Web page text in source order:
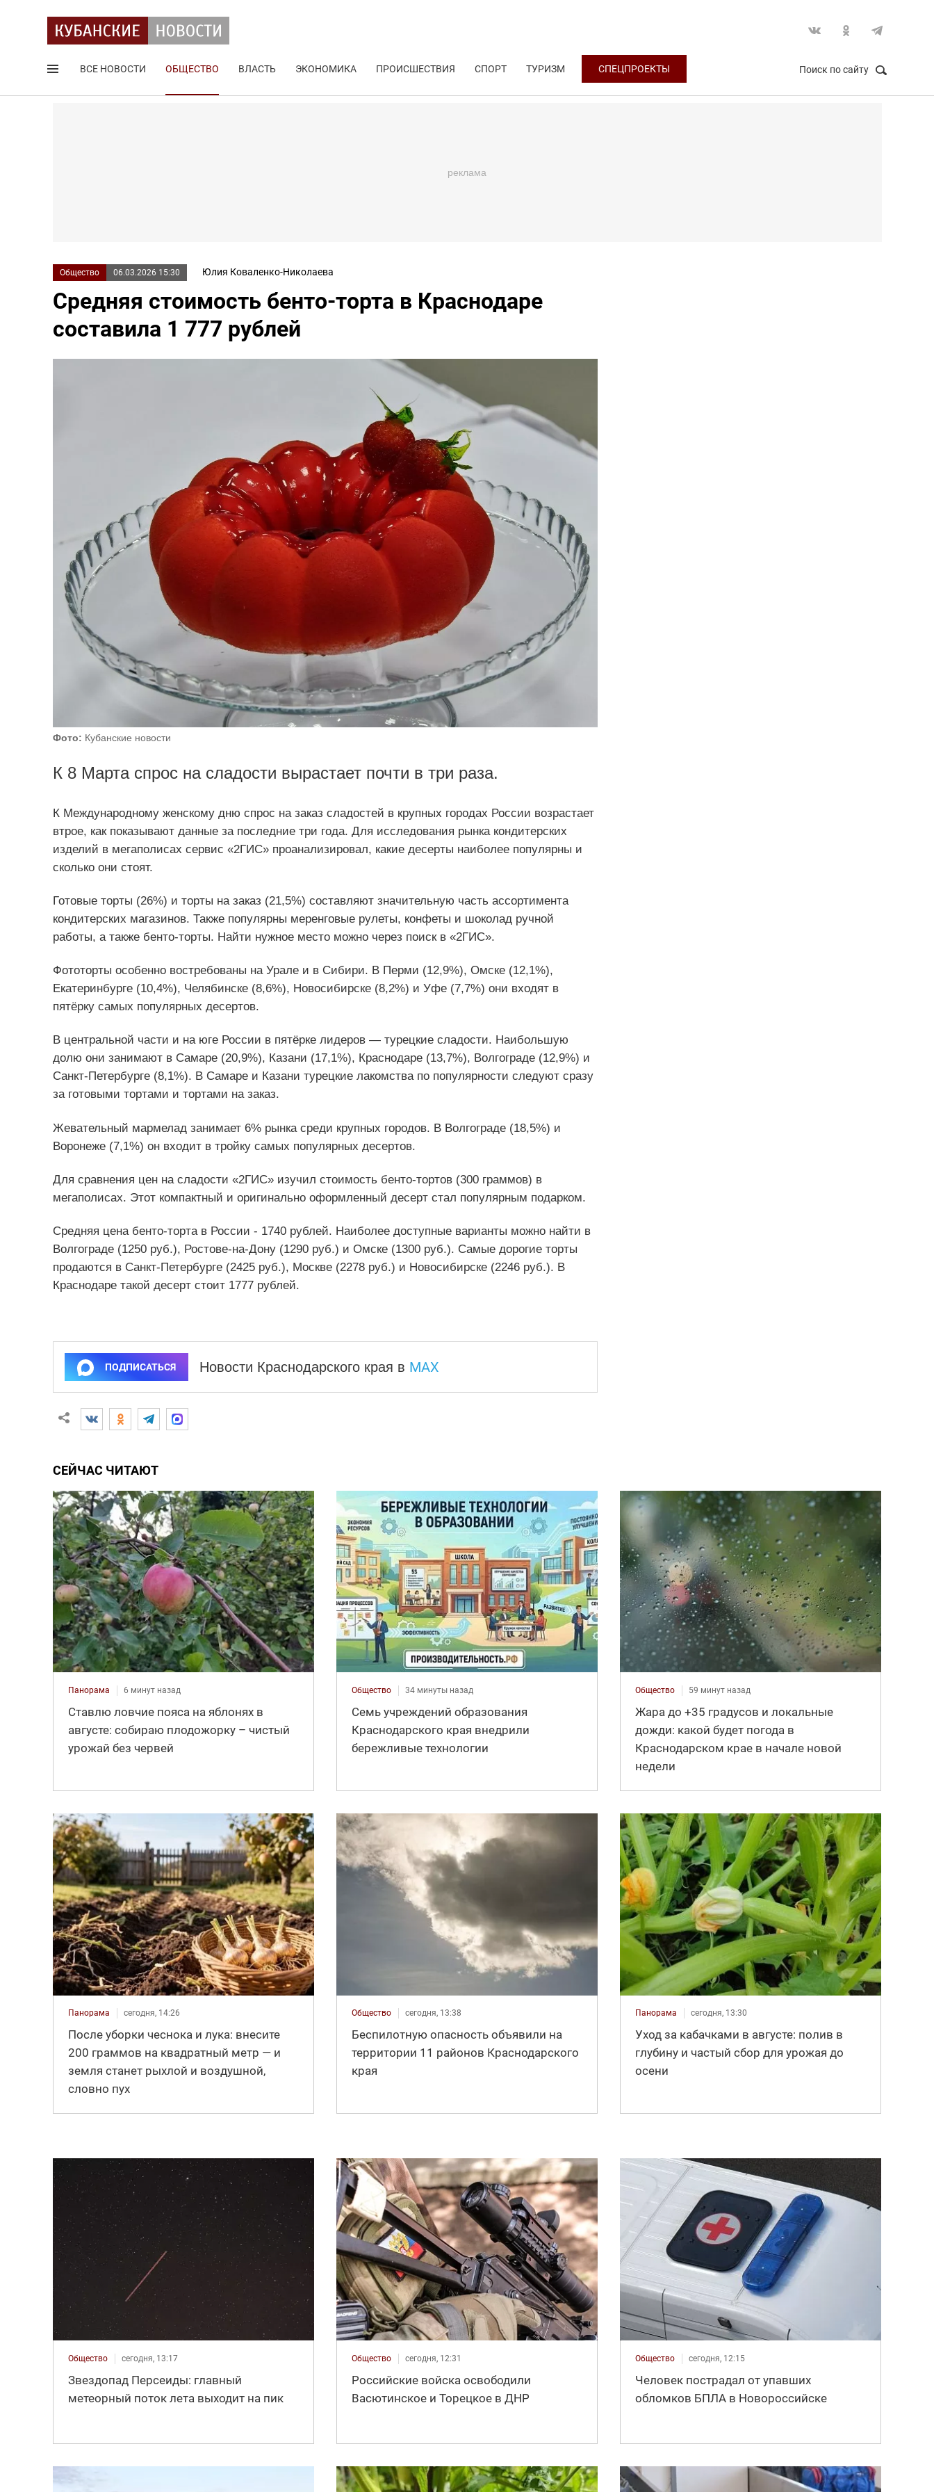
ВСЕ НОВОСТИ ОБЩЕСТВО ВЛАСТЬ ЭКОНОМИКА ПРОИСШЕСТВИЯ СПОРТ ТУРИЗМ СПЕЦПРОЕКТЫ Поиск по сайту
Общество 06.03.2026 15:30 Юлия Коваленко-Николаева
Средняя стоимость бенто-торта в Краснодаре
составила 1 777 рублей
Фото: Кубанские новости
К 8 Марта спрос на сладости вырастает почти в три раза.
К Международному женскому дню спрос на заказ сладостей в крупных городах России возрастает
втрое, как показывают данные за последние три года. Для исследования рынка кондитерских
изделий в мегаполисах сервис «2ГИС» проанализировал, какие десерты наиболее популярны и
сколько они стоят.
Готовые торты (26%) и торты на заказ (21,5%) составляют значительную часть ассортимента
кондитерских магазинов. Также популярны меренговые рулеты, конфеты и шоколад ручной
работы, а также бенто-торты. Найти нужное место можно через поиск в «2ГИС».
Фототорты особенно востребованы на Урале и в Сибири. В Перми (12,9%), Омске (12,1%),
Екатеринбурге (10,4%), Челябинске (8,6%), Новосибирске (8,2%) и Уфе (7,7%) они входят в
пятёрку самых популярных десертов.
В центральной части и на юге России в пятёрке лидеров — турецкие сладости. Наибольшую
долю они занимают в Самаре (20,9%), Казани (17,1%), Краснодаре (13,7%), Волгограде (12,9%) и
Санкт-Петербурге (8,1%). В Самаре и Казани турецкие лакомства по популярности следуют сразу
за готовыми тортами и тортами на заказ.
Жевательный мармелад занимает 6% рынка среди крупных городов. В Волгограде (18,5%) и
Воронеже (7,1%) он входит в тройку самых популярных десертов.
Для сравнения цен на сладости «2ГИС» изучил стоимость бенто-тортов (300 граммов) в
мегаполисах. Этот компактный и оригинально оформленный десерт стал популярным подарком.
Средняя цена бенто-торта в России - 1740 рублей. Наиболее доступные варианты можно найти в
Волгограде (1250 руб.), Ростове-на-Дону (1290 руб.) и Омске (1300 руб.). Самые дорогие торты
продаются в Санкт-Петербурге (2425 руб.), Москве (2278 руб.) и Новосибирске (2246 руб.). В
Краснодаре такой десерт стоит 1777 рублей.
ПОДПИСАТЬСЯ Новости Краснодарского края в MAX
СЕЙЧАС ЧИТАЮТ
Панорама 6 минут назад
Ставлю ловчие пояса на яблонях в
августе: собираю плодожорку – чистый
урожай без червей
Общество 34 минуты назад
Семь учреждений образования
Краснодарского края внедрили
бережливые технологии
Общество 59 минут назад
Жара до +35 градусов и локальные
дожди: какой будет погода в
Краснодарском крае в начале новой
недели
Панорама сегодня, 14:26
После уборки чеснока и лука: внесите
200 граммов на квадратный метр — и
земля станет рыхлой и воздушной,
словно пух
Общество сегодня, 13:38
Беспилотную опасность объявили на
территории 11 районов Краснодарского
края
Панорама сегодня, 13:30
Уход за кабачками в августе: полив в
глубину и частый сбор для урожая до
осени
Общество сегодня, 13:17
Звездопад Персеиды: главный
метеорный поток лета выходит на пик
Общество сегодня, 12:31
Российские войска освободили
Васютинское и Торецкое в ДНР
Общество сегодня, 12:15
Человек пострадал от упавших
обломков БПЛА в Новороссийске